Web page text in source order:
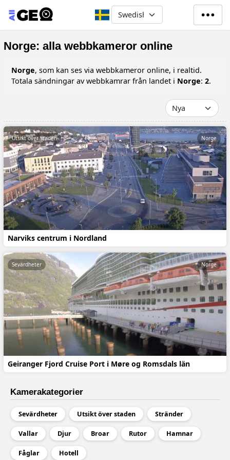
Hoppa till huvudinnehåll
Select your language
Norge: alla webbkameror online
Norge, som kan ses via webbkameror online, i realtid.
Totala sändningar av webbkamrar från landet i Norge: 2.
Narviks centrum i Nordland
Utsikt över staden Norge
Geiranger Fjord Cruise Port i Møre og Romsdals län
Sevärdheter Norge
Kamerakategorier
Sevärdheter Utsikt över staden Stränder
Vallar Djur Broar Rutor Hamnar
Fåglar Hotell